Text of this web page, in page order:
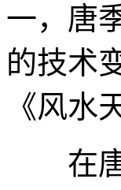
一，唐
的技术
《风水
在唐